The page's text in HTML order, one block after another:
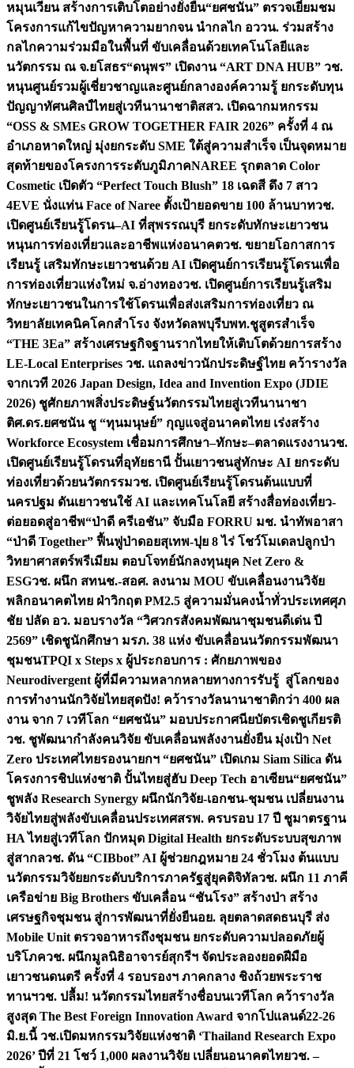
หมุนเวียน สร้างการเติบโตอย่างยั่งยืน“ยศชนัน” ตรวจเยี่ยมชม
โครงการแก้ไขปัญหาความยากจน นำกลไก อววน. ร่วมสร้าง
กลไกความร่วมมือในพื้นที่ ขับเคลื่อนด้วยเทคโนโลยีและ
นวัตกรรม ณ จ.ยโสธร“ดนุพร” เปิดงาน “ART DNA HUB” วช.
หนุนศูนย์รวมผู้เชี่ยวชาญและศูนย์กลางองค์ความรู้ ยกระดับทุน
ปัญญาทัศนศิลป์ไทยสู่เวทีนานาชาติสสว. เปิดฉากมหกรรม
“OSS & SMEs GROW TOGETHER FAIR 2026” ครั้งที่ 4 ณ
อำเภอหาดใหญ่ มุ่งยกระดับ SME ใต้สู่ความสำเร็จ เป็นจุดหมาย
สุดท้ายของโครงการระดับภูมิภาคNAREE รุกตลาด Color
Cosmetic เปิดตัว “Perfect Touch Blush” 18 เฉดสี ดึง 7 สาว
4EVE นั่งแท่น Face of Naree ตั้งเป้ายอดขาย 100 ล้านบาทวช.
เปิดศูนย์เรียนรู้โดรน–AI ที่สุพรรณบุรี ยกระดับทักษะเยาวชน
หนุนการท่องเที่ยวและอาชีพแห่งอนาคตวช. ขยายโอกาสการ
เรียนรู้ เสริมทักษะเยาวชนด้วย AI เปิดศูนย์การเรียนรู้โดรนเพื่อ
การท่องเที่ยวแห่งใหม่ จ.อ่างทองวช. เปิดศูนย์การเรียนรู้เสริม
ทักษะเยาวชนในการใช้โดรนเพื่อส่งเสริมการท่องเที่ยว ณ
วิทยาลัยเทคนิคโคกสำโรง จังหวัดลพบุรีบพท.ชูสูตรสำเร็จ
“THE 3Ea” สร้างเศรษฐกิจฐานรากไทยให้เติบโตด้วยการสร้าง
LE-Local Enterprises วช. แถลงข่าวนักประดิษฐ์ไทย คว้ารางวัล
จากเวที 2026 Japan Design, Idea and Invention Expo (JDIE
2026) ชูศักยภาพสิ่งประดิษฐ์นวัตกรรมไทยสู่เวทีนานาชา
ติศ.ดร.ยศชนัน ชู “ทุนมนุษย์” กุญแจสู่อนาคตไทย เร่งสร้าง
Workforce Ecosystem เชื่อมการศึกษา–ทักษะ–ตลาดแรงงานวช.
เปิดศูนย์เรียนรู้โดรนที่อุทัยธานี ปั้นเยาวชนสู่ทักษะ AI ยกระดับ
ท่องเที่ยวด้วยนวัตกรรมวช. เปิดศูนย์เรียนรู้โดรนต้นแบบที่
นครปฐม ดันเยาวชนใช้ AI และเทคโนโลยี สร้างสื่อท่องเที่ยว-
ต่อยอดสู่อาชีพ“ป่าดี ครีเอชัน” จับมือ FORRU มช. นำทัพอาสา
“ป่าดี Together” ฟื้นฟูป่าดอยสุเทพ-ปุย 8 ไร่ โชว์โมเดลปลูกป่า
วิทยาศาสตร์พรีเมียม ตอบโจทย์นักลงทุนยุค Net Zero &
ESGวช. ผนึก สทนช.-สอศ. ลงนาม MOU ขับเคลื่อนงานวิจัย
พลิกอนาคตไทย ฝ่าวิกฤต PM2.5 สู่ความมั่นคงน้ำทั่วประเทศศุภ
ชัย ปลัด อว. มอบรางวัล “วิศวกรสังคมพัฒนาชุมชนดีเด่น ปี
2569” เชิดชูนักศึกษา มรภ. 38 แห่ง ขับเคลื่อนนวัตกรรมพัฒนา
ชุมชนTPQI x Steps x ผู้ประกอบการ : ศักยภาพของ
Neurodivergent ผู้ที่มีความหลากหลายทางการรับรู้ สู่โลกของ
การทำงานนักวิจัยไทยสุดปัง! คว้ารางวัลนานาชาติกว่า 400 ผล
งาน จาก 7 เวทีโลก “ยศชนัน” มอบประกาศนียบัตรเชิดชูเกียรติ
วช. ชูพัฒนากำลังคนวิจัย ขับเคลื่อนพลังงานยั่งยืน มุ่งเป้า Net
Zero ประเทศไทยรองนายกฯ “ยศชนัน” เปิดเกม Siam Silica ดัน
โครงการชิปแห่งชาติ ปั้นไทยสู่ฮับ Deep Tech อาเซียน“ยศชนัน”
ชูพลัง Research Synergy ผนึกนักวิจัย-เอกชน-ชุมชน เปลี่ยนงาน
วิจัยไทยสู่พลังขับเคลื่อนประเทศสรพ. ครบรอบ 17 ปี ชูมาตรฐาน
HA ไทยสู่เวทีโลก ปักหมุด Digital Health ยกระดับระบบสุขภาพ
สู่สากลวช. ดัน “CIBbot” AI ผู้ช่วยกฎหมาย 24 ชั่วโมง ต้นแบบ
นวัตกรรมวิจัยยกระดับบริการภาครัฐสู่ยุคดิจิทัลวช. ผนึก 11 ภาคี
เครือข่าย Big Brothers ขับเคลื่อน “ชันโรง” สร้างป่า สร้าง
เศรษฐกิจชุมชน สู่การพัฒนาที่ยั่งยืนอย. ลุยตลาดสดธนบุรี ส่ง
Mobile Unit ตรวจอาหารถึงชุมชน ยกระดับความปลอดภัยผู้
บริโภควช. ผนึกมูลนิธิอาจารย์สุกรีฯ จัดประลองยอดฝีมือ
เยาวชนดนตรี ครั้งที่ 4 รอบรองฯ ภาคกลาง ชิงถ้วยพระราช
ทานฯวช. ปลื้ม! นวัตกรรมไทยสร้างชื่อบนเวทีโลก คว้ารางวัล
สูงสุด The Best Foreign Innovation Award จากโปแลนด์22-26
มิ.ย.นี้ วช.เปิดมหกรรมวิจัยแห่งชาติ ‘Thailand Research Expo
2026’ ปีที่ 21 โชว์ 1,000 ผลงานวิจัย เปลี่ยนอนาคตไทยวช. –